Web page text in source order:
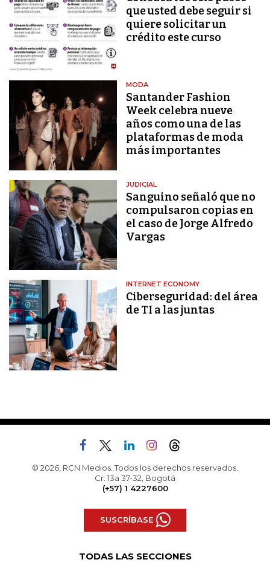
que usted debe seguir si
quiere solicitar un
crédito este curso
MODA
Santander Fashion
Week celebra nueve
años como una de las
plataformas de moda
más importantes
JUDICIAL
Sanguino señaló que no
compulsaron copias en
el caso de Jorge Alfredo
Vargas
INTERNET ECONOMY
Ciberseguridad: del área
de TI a las juntas
© 2026, RCN Medios. Todos los derechos reservados.
Cr. 13a 37-32, Bogotá
(+57) 1 4227600
SUSCRÍBASE
TODAS LAS SECCIONES